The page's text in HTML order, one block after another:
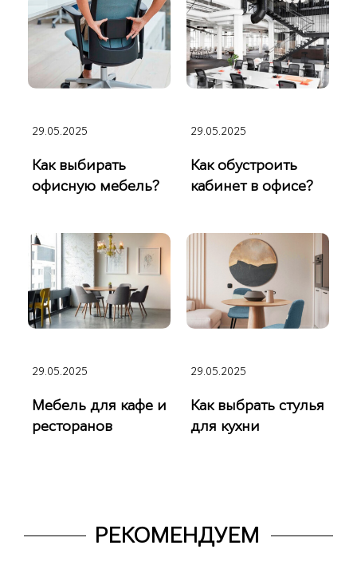
29.05.2025
Как выбирать
офисную мебель?
29.05.2025
Как обустроить
кабинет в офисе?
29.05.2025
Мебель для кафе и
ресторанов
29.05.2025
Как выбрать стулья
для кухни
РЕКОМЕНДУЕМ